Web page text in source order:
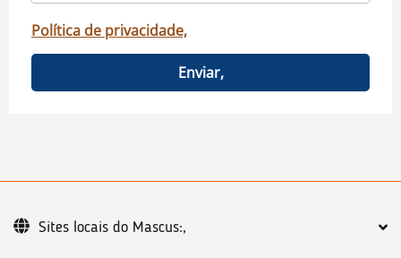
Política de privacidade,
Enviar,
Sites locais do Mascus:,